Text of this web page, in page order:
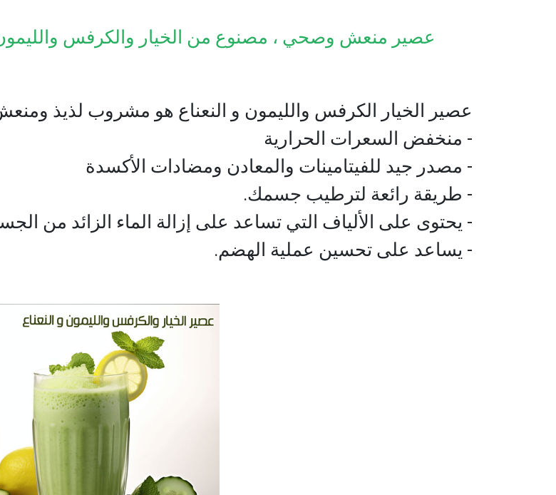
عصير منعش وصحي ، مصنوع من الخيار والكرفس والليمون
عصير الخيار الكرفس والليمون و النعناع هو مشروب لذيذ ومنعش
- منخفض السعرات الحرارية
- مصدر جيد للفيتامينات والمعادن ومضادات الأكسدة
- طريقة رائعة لترطيب جسمك.
- يحتوى على الألياف التي تساعد على إزالة الماء الزائد من
- يساعد على تحسين عملية الهضم.